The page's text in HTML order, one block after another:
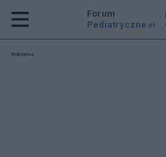
Forum
Pediatryczne .pl
Reklama: